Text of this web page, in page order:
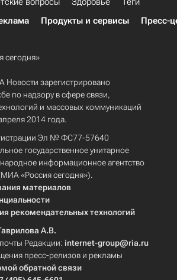
Продукты и сервисы Пресс-
сегодня»
Новости зарегистрировано
по надзору в сфере связи,
и массовых коммуникаций
2014 года.
Эл № ФС77-57640
государственное унитарное
информационное агентство
«Россия сегодня»).
материалов
рекомендательных технологий
А.В.
Редакции: internet-group@ria.ru
пресс-релизов и рекламы
обратной связи